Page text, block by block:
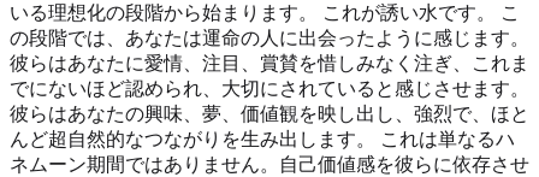
いる理想化の段階から始まります。 これが誘い水です。 こ
の段階では、あなたは運命の人に出会ったように感じます。
彼らはあなたに愛情、注目、賞賛を惜しみなく注ぎ、これま
でにないほど認められ、大切にされていると感じさせます。
彼らはあなたの興味、夢、価値観を映し出し、強烈で、ほと
んど超自然的なつながりを生み出します。 これは単なるハ
ネムーン期間ではありません。自己価値感を彼らに依存させ